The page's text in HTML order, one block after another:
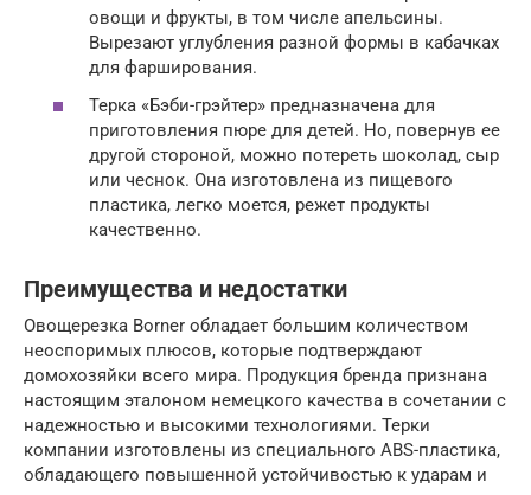
овощи и фрукты, в том числе апельсины.
Вырезают углубления разной формы в кабачках
для фарширования.
Терка «Бэби-грэйтер» предназначена для
приготовления пюре для детей. Но, повернув ее
другой стороной, можно потереть шоколад, сыр
или чеснок. Она изготовлена из пищевого
пластика, легко моется, режет продукты
качественно.
Преимущества и недостатки
Овощерезка Borner обладает большим количеством
неоспоримых плюсов, которые подтверждают
домохозяйки всего мира. Продукция бренда признана
настоящим эталоном немецкого качества в сочетании с
надежностью и высокими технологиями. Терки
компании изготовлены из специального ABS-пластика,
обладающего повышенной устойчивостью к ударам и